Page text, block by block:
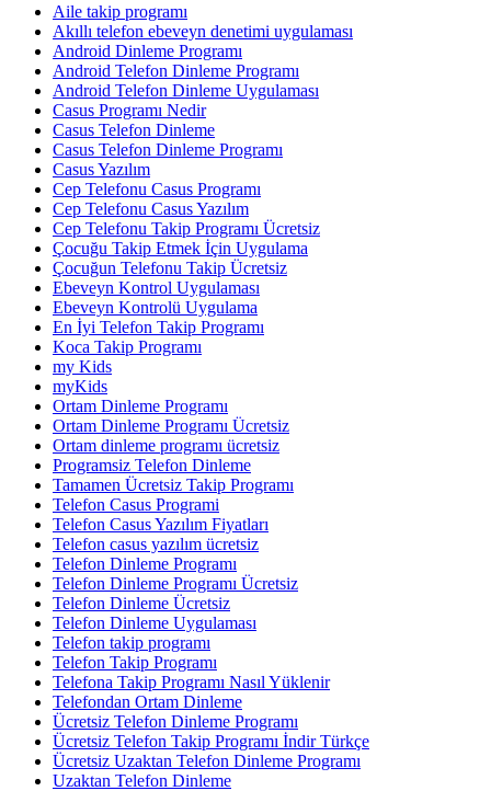
Aile takip programı
Akıllı telefon ebeveyn denetimi uygulaması
Android Dinleme Programı
Android Telefon Dinleme Programı
Android Telefon Dinleme Uygulaması
Casus Programı Nedir
Casus Telefon Dinleme
Casus Telefon Dinleme Programı
Casus Yazılım
Cep Telefonu Casus Programı
Cep Telefonu Casus Yazılım
Cep Telefonu Takip Programı Ücretsiz
Çocuğu Takip Etmek İçin Uygulama
Çocuğun Telefonu Takip Ücretsiz
Ebeveyn Kontrol Uygulaması
Ebeveyn Kontrolü Uygulama
En İyi Telefon Takip Programı
Koca Takip Programı
my Kids
myKids
Ortam Dinleme Programı
Ortam Dinleme Programı Ücretsiz
Ortam dinleme programı ücretsiz
Programsiz Telefon Dinleme
Tamamen Ücretsiz Takip Programı
Telefon Casus Programi
Telefon Casus Yazılım Fiyatları
Telefon casus yazılım ücretsiz
Telefon Dinleme Programı
Telefon Dinleme Programı Ücretsiz
Telefon Dinleme Ücretsiz
Telefon Dinleme Uygulaması
Telefon takip programı
Telefon Takip Programı
Telefona Takip Programı Nasıl Yüklenir
Telefondan Ortam Dinleme
Ücretsiz Telefon Dinleme Programı
Ücretsiz Telefon Takip Programı İndir Türkçe
Ücretsiz Uzaktan Telefon Dinleme Programı
Uzaktan Telefon Dinleme